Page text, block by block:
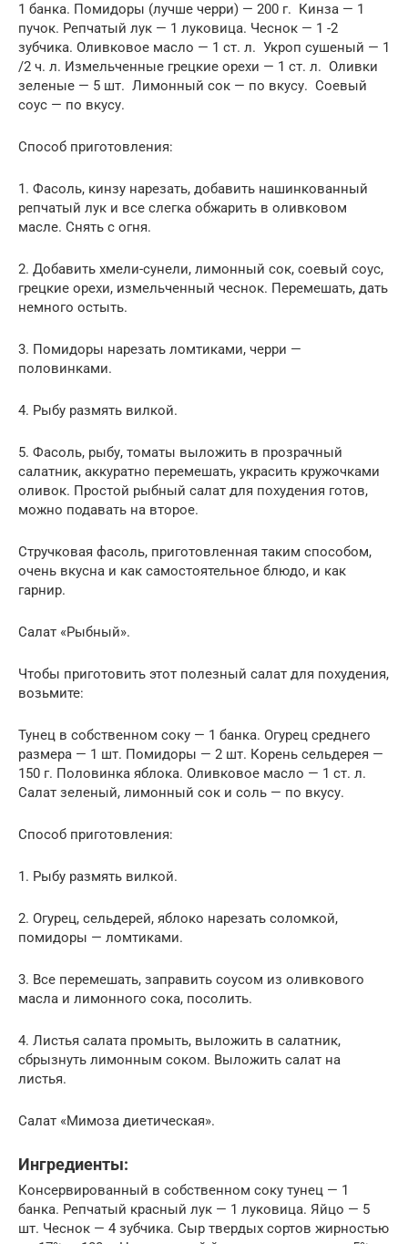
1 банка. Помидоры (лучше черри) — 200 г. Кинза — 1
пучок. Репчатый лук — 1 луковица. Чеснок — 1 -2
зубчика. Оливковое масло — 1 ст. л. Укроп сушеный — 1
/2 ч. л. Измельченные грецкие орехи — 1 ст. л. Оливки
зеленые — 5 шт. Лимонный сок — по вкусу. Соевый
соус — по вкусу.
Способ приготовления:
1. Фасоль, кинзу нарезать, добавить нашинкованный
репчатый лук и все слегка обжарить в оливковом
масле. Снять с огня.
2. Добавить хмели-сунели, лимонный сок, соевый соус,
грецкие орехи, измельченный чеснок. Перемешать, дать
немного остыть.
3. Помидоры нарезать ломтиками, черри —
половинками.
4. Рыбу размять вилкой.
5. Фасоль, рыбу, томаты выложить в прозрачный
салатник, аккуратно перемешать, украсить кружочками
оливок. Простой рыбный салат для похудения готов,
можно подавать на второе.
Стручковая фасоль, приготовленная таким способом,
очень вкусна и как самостоятельное блюдо, и как
гарнир.
Салат «Рыбный».
Чтобы приготовить этот полезный салат для похудения,
возьмите:
Тунец в собственном соку — 1 банка. Огурец среднего
размера — 1 шт. Помидоры — 2 шт. Корень сельдерея —
150 г. Половинка яблока. Оливковое масло — 1 ст. л.
Салат зеленый, лимонный сок и соль — по вкусу.
Способ приготовления:
1. Рыбу размять вилкой.
2. Огурец, сельдерей, яблоко нарезать соломкой,
помидоры — ломтиками.
3. Все перемешать, заправить соусом из оливкового
масла и лимонного сока, посолить.
4. Листья салата промыть, выложить в салатник,
сбрызнуть лимонным соком. Выложить салат на
листья.
Салат «Мимоза диетическая».
Ингредиенты:
Консервированный в собственном соку тунец — 1
банка. Репчатый красный лук — 1 луковица. Яйцо — 5
шт. Чеснок — 4 зубчика. Сыр твердых сортов жирностью